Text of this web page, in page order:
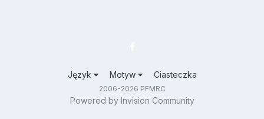
Język Motyw Ciasteczka
2006-2026 PFMRC
Powered by Invision Community